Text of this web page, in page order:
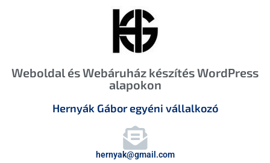
Weboldal és Webáruház készítés WordPress
alapokon
Hernyák Gábor egyéni vállalkozó
hernyak@gmail.com